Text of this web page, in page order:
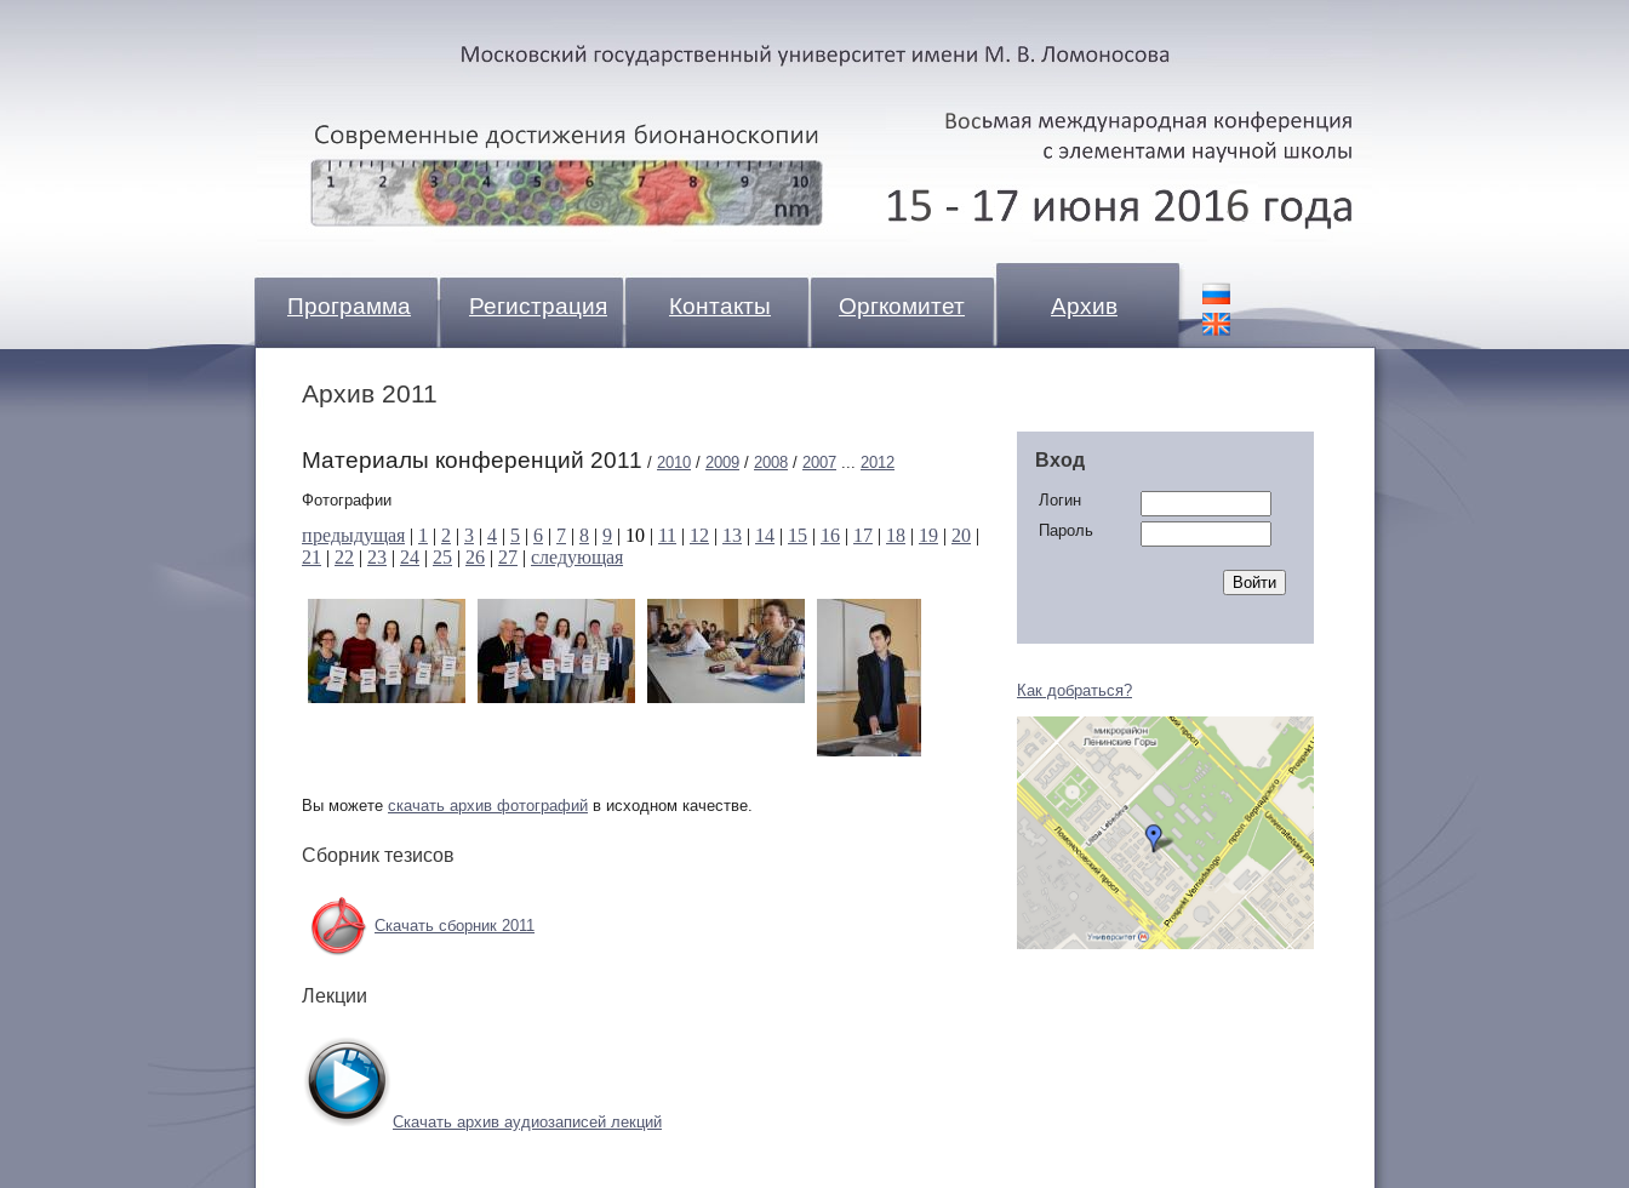
Программа Регистрация Контакты Оргкомитет Архив
Архив 2011
Материалы конференций 2011 / 2010 / 2009 / 2008 / 2007 ... 2012
Фотографии
предыдущая | 1 | 2 | 3 | 4 | 5 | 6 | 7 | 8 | 9 | 10 | 11 | 12 | 13 | 14 | 15 | 16 | 17 | 18 | 19 | 20 |
21 | 22 | 23 | 24 | 25 | 26 | 27 | следующая
Вы можете скачать архив фотографий в исходном качестве.
Сборник тезисов
Скачать сборник 2011
Лекции
Скачать архив аудиозаписей лекций
Вход
Логин
Пароль
Войти
Как добраться?